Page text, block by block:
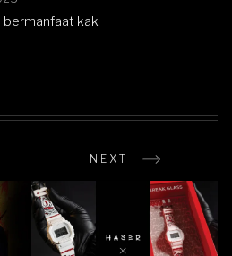
bermanfaat kak
NEXT